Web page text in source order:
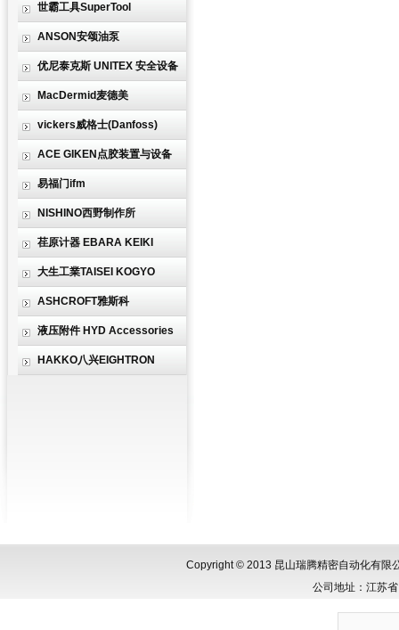
世霸工具SuperTool
ANSON安颂油泵
优尼泰克斯 UNITEX 安全设备
MacDermid麦德美
vickers威格士(Danfoss)
ACE GIKEN点胶装置与设备
易福门ifm
NISHINO西野制作所
荏原计器 EBARA KEIKI
大生工業TAISEI KOGYO
ASHCROFT雅斯科
液压附件 HYD Accessories
HAKKO八兴EIGHTRON
Copyright © 2013 昆山瑞腾精密自动化有限
公司地址：江苏